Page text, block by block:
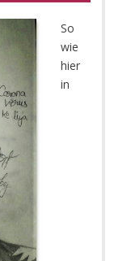
So
wie
hier
in